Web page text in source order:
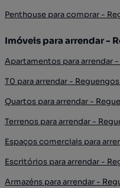
Penthouse para comprar -
Imóveis para arrendar -
Apartamentos para arrendar
T0 para arrendar -
Quartos para arrendar -
Terrenos para arrendar -
Espaços comerciais para
Escritórios para arrendar -
Armazéns para arrendar -